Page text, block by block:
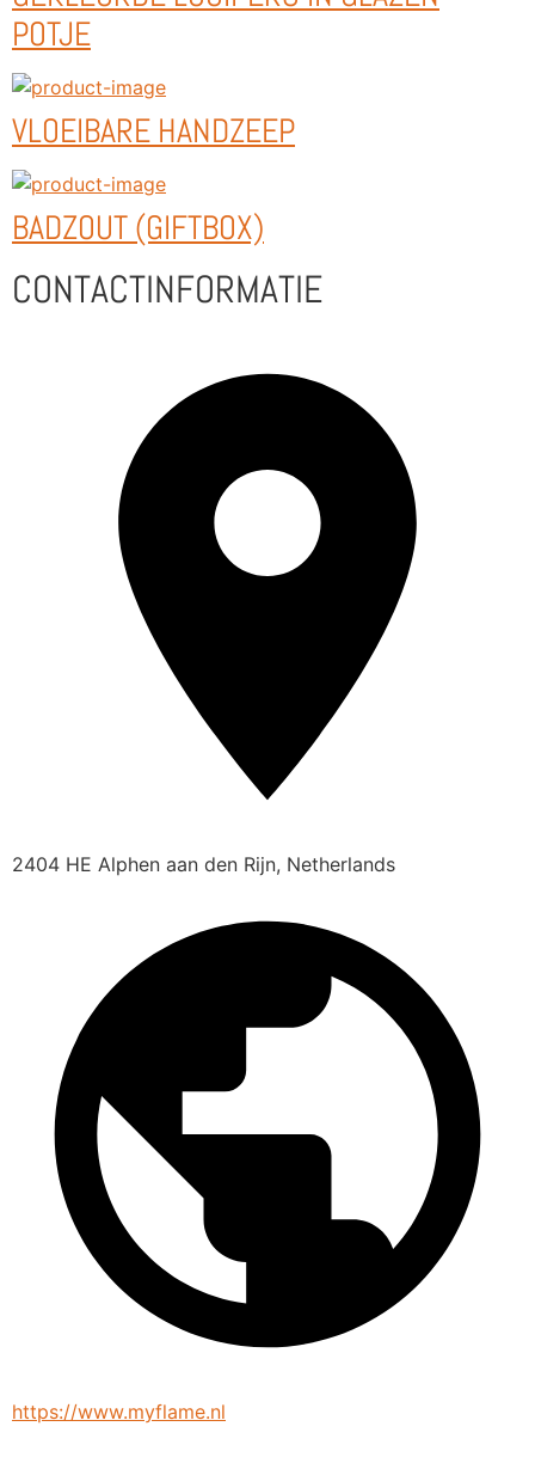
POTJE
VLOEIBARE HANDZEEP
BADZOUT (GIFTBOX)
CONTACTINFORMATIE
2404 HE Alphen aan den Rijn, Netherlands
https://www.myflame.nl